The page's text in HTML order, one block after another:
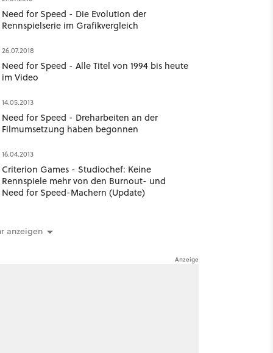
Need for Speed - Die Evolution der
Rennspielserie im Grafikvergleich
26.07.2018
Need for Speed - Alle Titel von 1994 bis heute
im Video
14.05.2013
Need for Speed - Dreharbeiten an der
Filmumsetzung haben begonnen
16.04.2013
Criterion Games - Studiochef: Keine
Rennspiele mehr von den Burnout- und
Need for Speed-Machern (Update)
anzeigen